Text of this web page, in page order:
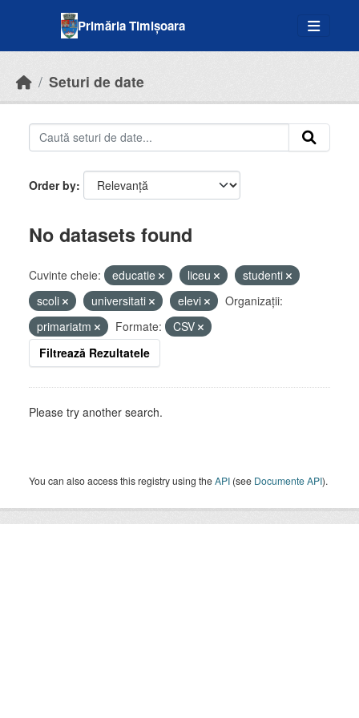
Primăria Timișoara
Seturi de date
Order by
No datasets found
Cuvinte cheie: educatie liceu
studenti
scoli
universitati elevi
Organizații:
primariatm
Formate:
CSV
Filtrează Rezultatele
Please try another search.
You can also access this registry using theAPI (see Documente API).